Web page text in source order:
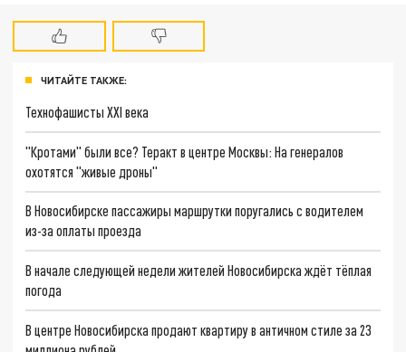
ЧИТАЙТЕ ТАКЖЕ:
Технофашисты XXI века
"Кротами" были все? Теракт в центре Москвы: На генералов
охотятся "живые дроны"
В Новосибирске пассажиры маршрутки поругались с водителем
из-за оплаты проезда
В начале следующей недели жителей Новосибирска ждёт тёплая
погода
В центре Новосибирска продают квартиру в античном стиле за 23